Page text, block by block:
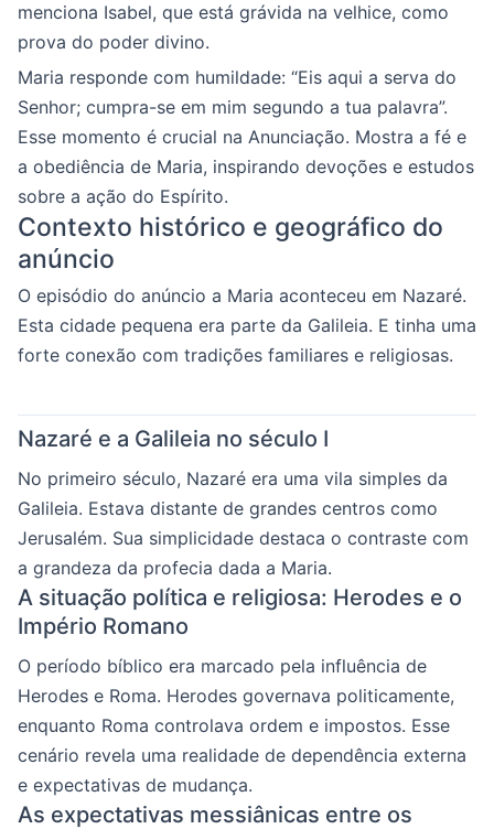
menciona Isabel, que está grávida na velhice, como
prova do poder divino.
Maria responde com humildade: “Eis aqui a serva do
Senhor; cumpra-se em mim segundo a tua palavra”.
Esse momento é crucial na Anunciação. Mostra a fé e
a obediência de Maria, inspirando devoções e estudos
sobre a ação do Espírito.
Contexto histórico e geográfico do
anúncio
O episódio do anúncio a Maria aconteceu em Nazaré.
Esta cidade pequena era parte da Galileia. E tinha uma
forte conexão com tradições familiares e religiosas.
Nazaré e a Galileia no século I
No primeiro século, Nazaré era uma vila simples da
Galileia. Estava distante de grandes centros como
Jerusalém. Sua simplicidade destaca o contraste com
a grandeza da profecia dada a Maria.
A situação política e religiosa: Herodes e o
Império Romano
O período bíblico era marcado pela influência de
Herodes e Roma. Herodes governava politicamente,
enquanto Roma controlava ordem e impostos. Esse
cenário revela uma realidade de dependência externa
e expectativas de mudança.
As expectativas messiânicas entre os